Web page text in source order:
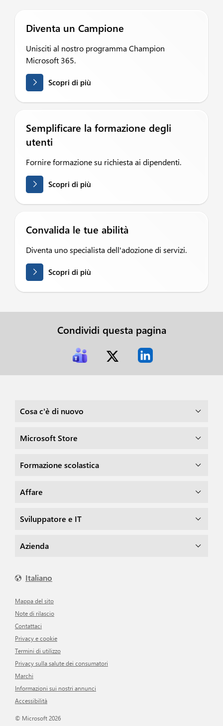
Diventa un Campione
Unisciti al nostro programma Champion
Microsoft 365.
Scopri di più
Semplificare la formazione degli
utenti
Fornire formazione su richiesta ai dipendenti.
Scopri di più
Convalida le tue abilità
Diventa uno specialista dell'adozione di servizi.
Scopri di più
Condividi questa pagina
Cosa c'è di nuovo
Microsoft Store
Formazione scolastica
Affare
Sviluppatore e IT
Azienda
Italiano
Mappa del sito
Note di rilascio
Contattaci
Privacy e cookie
Termini di utilizzo
Privacy sulla salute dei consumatori
Marchi
Informazioni sui nostri annunci
Accessibilità
© Microsoft 2026